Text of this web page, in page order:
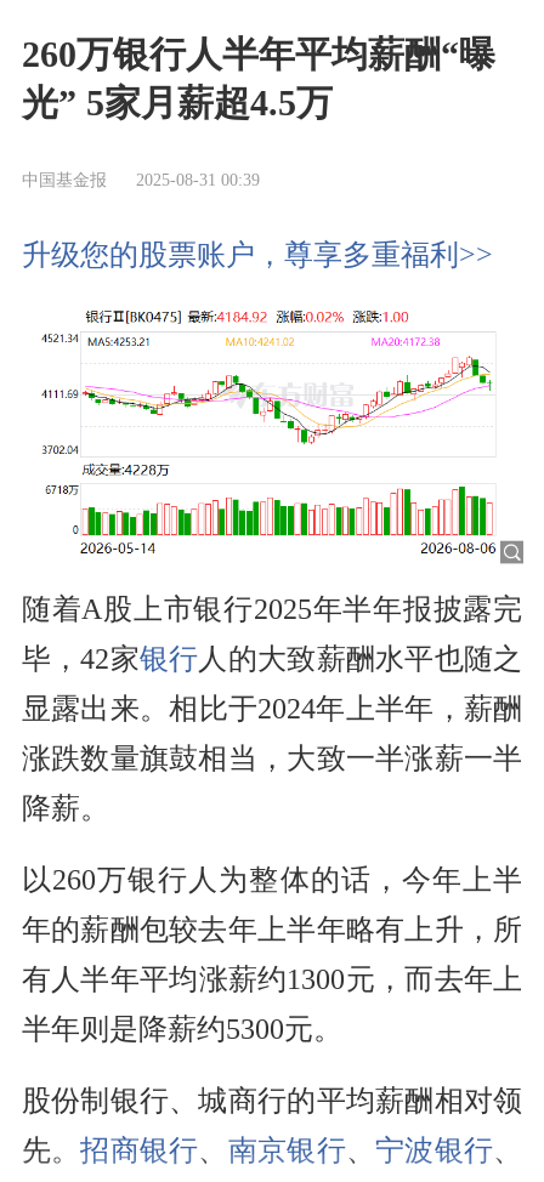
260万银行人半年平均薪酬“曝
光” 5家月薪超4.5万
中国基金报 2025-08-31 00:39
升级您的股票账户，尊享多重福利>>
随着A股上市银行2025年半年报披露完
毕，42家银行人的大致薪酬水平也随之
显露出来。相比于2024年上半年，薪酬
涨跌数量旗鼓相当，大致一半涨薪一半
降薪。
以260万银行人为整体的话，今年上半
年的薪酬包较去年上半年略有上升，所
有人半年平均涨薪约1300元，而去年上
半年则是降薪约5300元。
股份制银行、城商行的平均薪酬相对领
先。招商银行、 南京银行、宁波银行、